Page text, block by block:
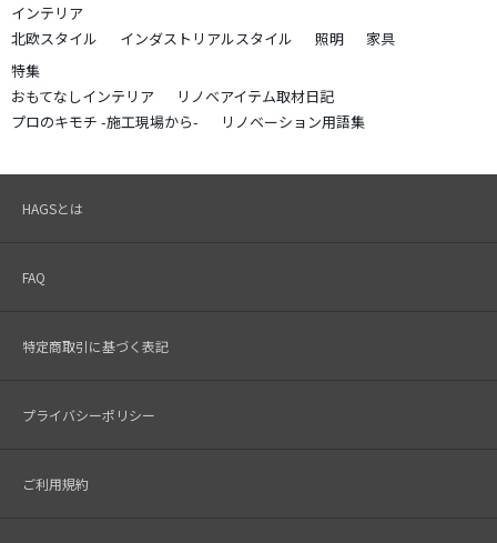
インテリア
北欧スタイル
インダストリアルスタイル 照明
家具
特集
おもてなしインテリア
リノベアイテム取材日記
プロのキモチ -施工現場から-
リノベーション用語集
HAGSとは
FAQ
特定商取引に基づく表記
プライバシーポリシー
ご利用規約